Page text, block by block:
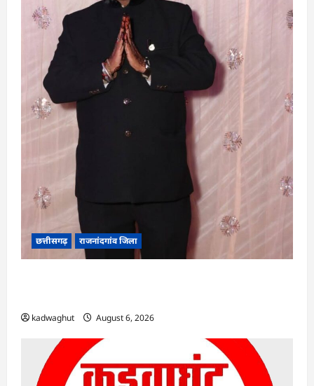
छत्तीसगढ़ राजनांदगांव जिला
kadwaghut August 6, 2026